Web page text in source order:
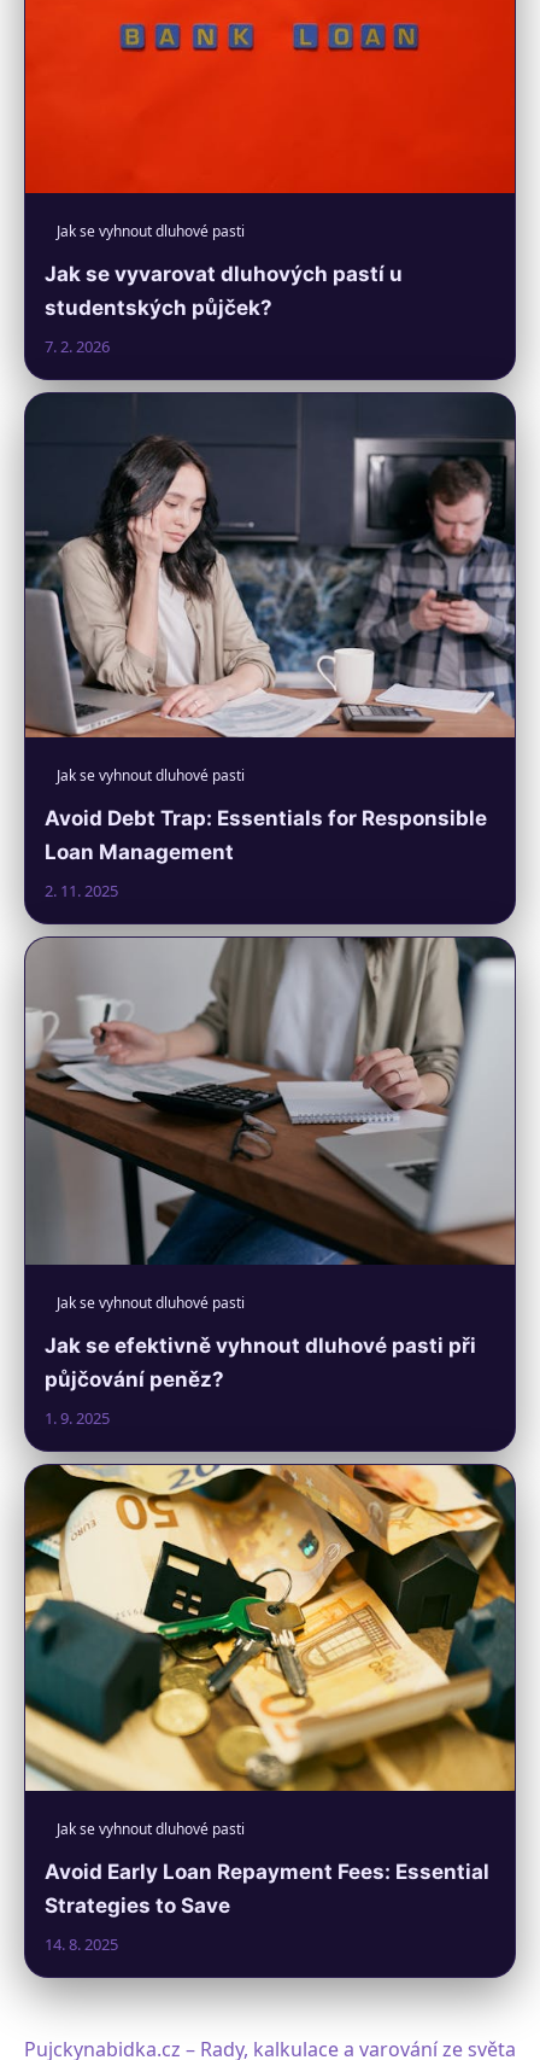
Jak se vyhnout dluhové pasti
Jak se vyvarovat dluhových pastí u
studentských půjček?
7. 2. 2026
Jak se vyhnout dluhové pasti
Avoid Debt Trap: Essentials for Responsible
Loan Management
2. 11. 2025
Jak se vyhnout dluhové pasti
Jak se efektivně vyhnout dluhové pasti při
půjčování peněz?
1. 9. 2025
Jak se vyhnout dluhové pasti
Avoid Early Loan Repayment Fees: Essential
Strategies to Save
14. 8. 2025
Pujckynabidka.cz – Rady, kalkulace a varování ze světa